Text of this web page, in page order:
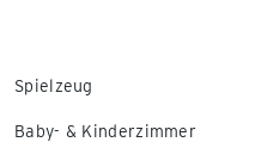
Spielzeug
Baby- & Kinderzimmer